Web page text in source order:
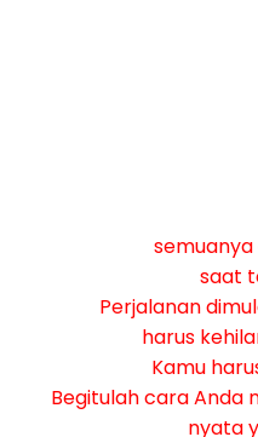
saat
Perjalanan
harus
Kamu
Begitulah cara Anda
nyata